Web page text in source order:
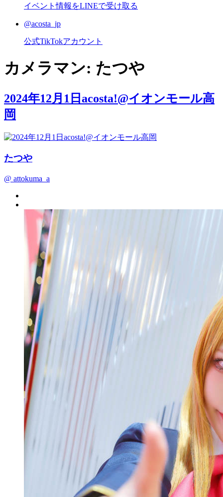
イベント情報をLINEで受け取る
@acosta_jp
公式TikTokアカウント
カメラマン: たつや
2024年12月1日acosta!@イオンモール高
岡
たつや
@ attokuma_a